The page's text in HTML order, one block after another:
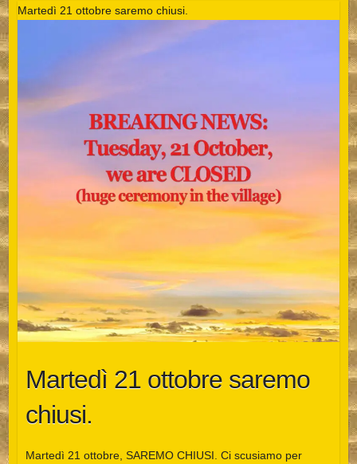
Martedì 21 ottobre saremo chiusi.
Martedì 21 ottobre saremo
chiusi.
Martedì 21 ottobre, SAREMO CHIUSI. Ci scusiamo per